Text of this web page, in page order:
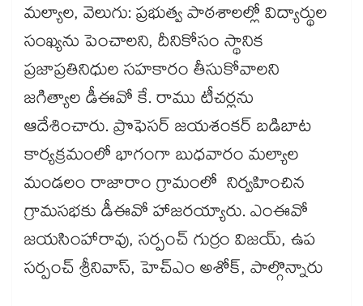
మల్యాల, వెలుగు: ప్రభుత్వ పాఠశాలల్లో విద్యార్థుల
సంఖ్యను పెంచాలని, దీనికోసం స్థానిక
ప్రజాప్రతినిధుల సహకారం తీసుకోవాలని
జగిత్యాల డీఈవో కే. రాము టీచర్లను
ఆదేశించారు. ప్రొఫెసర్ జయశంకర్ బడిబాట
కార్యక్రమంలో భాగంగా బుధవారం మల్యాల
మండలం రాజారాం గ్రామంలో నిర్వహించిన
గ్రామసభకు డీఈవో హాజరయ్యారు. ఎంఈవో
జయసింహారావు, సర్పంచ్ గుర్రం విజయ్, ఉప
సర్పంచ్ శ్రీనివాస్, హెచ్ఎం అశోక్, పాల్గొన్నారు